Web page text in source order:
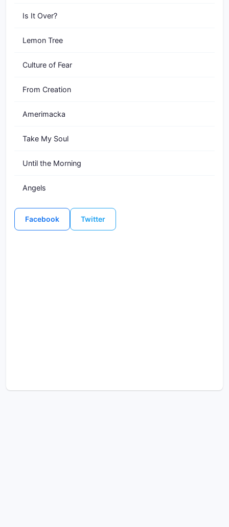
Is It Over?
Lemon Tree
Culture of Fear
From Creation
Amerimacka
Take My Soul
Until the Morning
Angels
Facebook Twitter